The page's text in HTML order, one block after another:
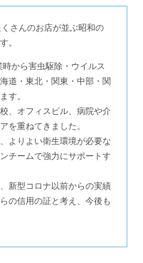
さんのお店が並ぶ昭和の
。
から害虫駆除・ウイルス
道・東北・関東・中部・関
す。
、オフィスビル、病院や介
を重ねてきました。
よりよい衛生環境が必要な
チームで強力にサポートす
新型コロナ以前からの実績
の信用の証と考え、今後も